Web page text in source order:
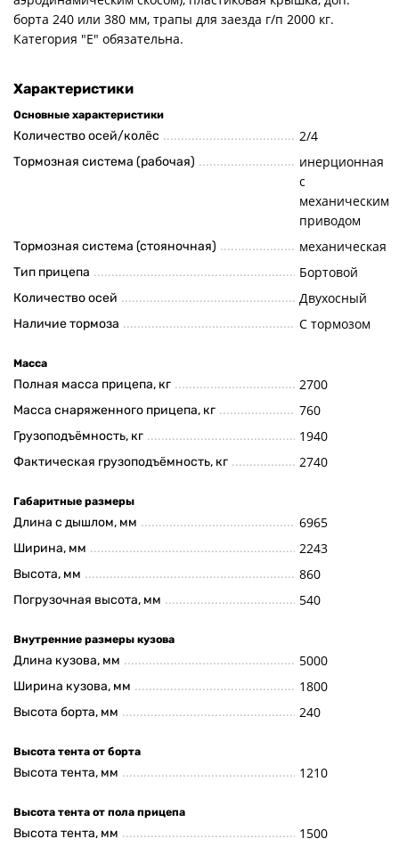
борта 240 или 380 мм, трапы для заезда г/п 2000 кг.
Категория "Е" обязательна.
Характеристики
Основные характеристики
Количество осей/колёс 2/4
Тормозная система (рабочая)
инерционная
с
механическим
приводом
Тормозная система (стояночная) механическая
Тип прицепа Бортовой
Количество осей Двухосный
Наличие тормоза С тормозом
Масса
Полная масса прицепа, кг 2700
Масса снаряженного прицепа, кг 760
Грузоподъёмность, кг 1940
Фактическая грузоподъёмность, кг 2740
Габаритные размеры
Длина с дышлом, мм 6965
Ширина, мм 2243
Высота, мм 860
Погрузочная высота, мм 540
Внутренние размеры кузова
Длина кузова, мм 5000
Ширина кузова, мм 1800
Высота борта, мм 240
Высота тента от борта
Высота тента, мм 1210
Высота тента от пола прицепа
Высота тента, мм 1500